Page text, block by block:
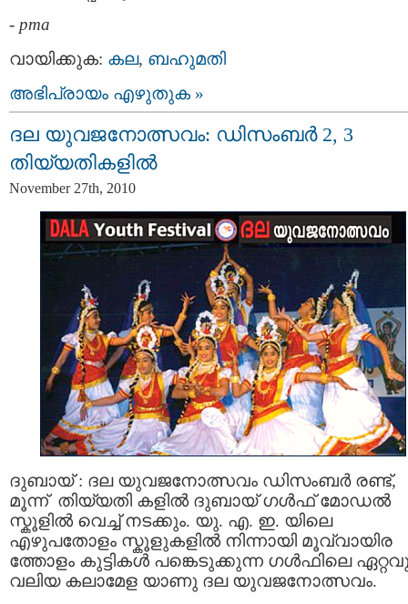
- pma
വായിക്കുക: കല, ബഹുമതി
അഭിപ്രായം എഴുതുക »
ദല യുവജനോത്സവം: ഡിസംബര്‍ 2, 3
തിയ്യതികളില്‍
November 27th, 2010
ദുബായ് : ദല യുവജനോത്സവം ഡിസംബര്‍ രണ്ട്,
മൂന്ന് തിയ്യതി കളില്‍ ദുബായ് ഗള്‍ഫ് മോഡല്‍
സ്കൂളില്‍ വെച്ച് നടക്കും. യു. എ. ഇ. യിലെ
എഴുപതോളം സ്കൂളുകളില്‍ നിന്നായി മൂവ്വായിര
ത്തോളം കുട്ടികള്‍ പങ്കെടുക്കുന്ന ഗള്‍ഫിലെ
വലിയ കലാമേള യാണു ദല യുവജനോത്സവം.